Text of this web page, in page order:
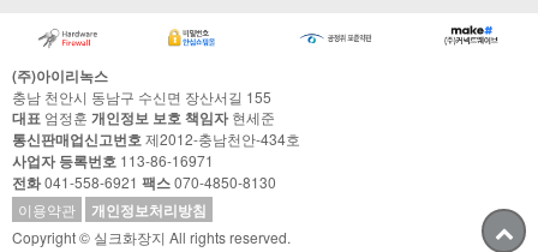
(주)아이리녹스
충남 천안시 동남구 수신면 장산서길 155
대표 엄정훈 개인정보 보호 책임자현세준
통신판매업신고번호제2012-충남천안-434호
사업자 등록번호 113-86-16971
전화041-558-6921 팩스070-4850-8130
이용약관
개인정보처리방침
Copyright © 실크화장지 All rights reserved.